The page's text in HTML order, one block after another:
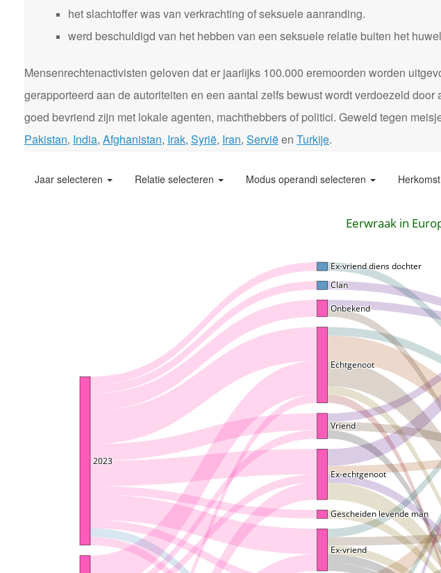
het slachtoffer was van verkrachting of seksuele aanranding.
werd beschuldigd van het hebben van een seksuele relatie buiten het
Mensenrechtenactivisten geloven dat er jaarlijks 100.000 eremoorden worden
gerapporteerd aan de autoriteiten en een aantal zelfs bewust wordt verdoezeld
goed bevriend zijn met lokale agenten, machthebbers of politici. Geweld tegen
Pakistan, India, Afghanistan, Irak, Syrië, Iran, Serviëen Turkije.